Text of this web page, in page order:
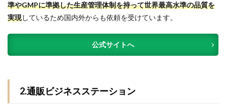
準やGMPに準拠した生産管理体制を持って世界最高水準の品質を
実現しているため国内外からも依頼を受けています。
公式サイトへ
2.通販ビジネスステーション